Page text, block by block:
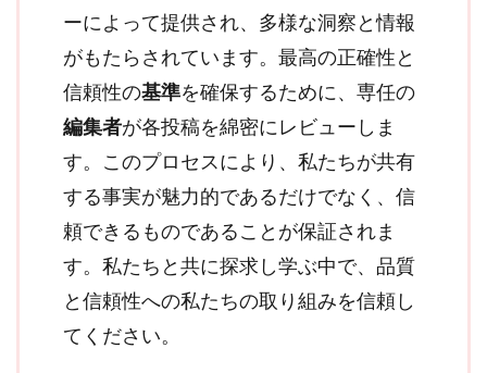
ーによって提供され、多様な洞察と情報
がもたらされています。最高の正確性と
信頼性の基準を確保するために、専任の
編集者が各投稿を綿密にレビューしま
す。このプロセスにより、私たちが共有
する事実が魅力的であるだけでなく、信
頼できるものであることが保証されま
す。私たちと共に探求し学ぶ中で、品質
と信頼性への私たちの取り組みを信頼し
てください。